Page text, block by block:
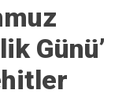
Günü’